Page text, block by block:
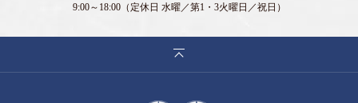
9:00～18:00（定休日 水曜／第1・3火曜日／祝日）